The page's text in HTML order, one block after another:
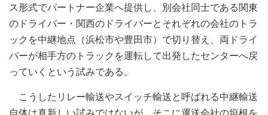
ス形式でパートナー企業へ提供し、別会社同士である関東
のドライバー・関西のドライバーとそれぞれの会社のトラ
ックを中継地点（浜松市や豊田市）で切り替え、両ドライ
バーが相手方のトラックを運転して出発したセンターへ戻
っていくという試みである。
こうしたリレー輸送やスイッチ輸送と呼ばれる中継輸送
自体は真新しい試みではないが、そこに運送会社の垣根を